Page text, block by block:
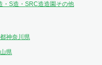
・S造・SRC造造園 その他
神奈川県
県